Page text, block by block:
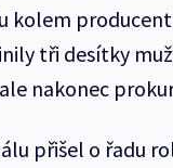
kolem
tři desítky
nakonec
přišel o řadu